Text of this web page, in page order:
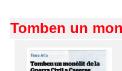
Tomben un